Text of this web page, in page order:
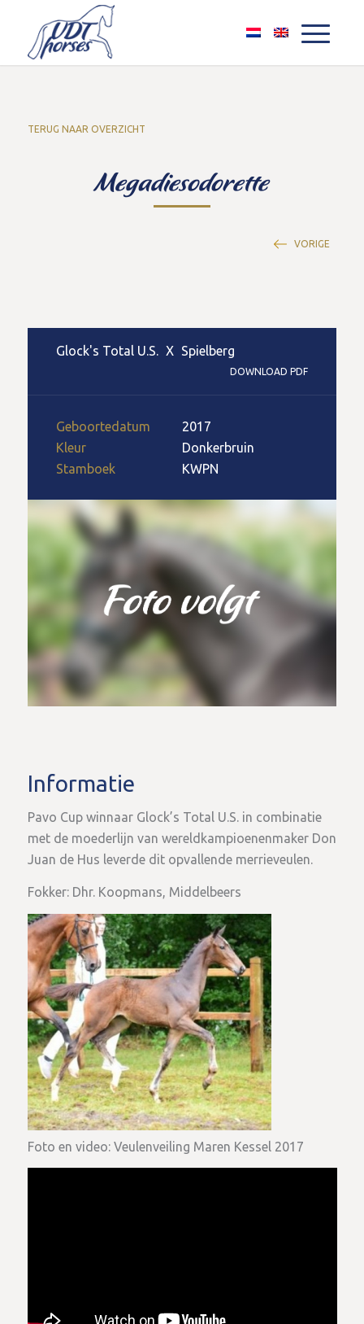
TERUG NAAR OVERZICHT
Megadiesodorette
VORIGE
Glock's Total U.S. X Spielberg
DOWNLOAD PDF
Geboortedatum
2017
Kleur
Donkerbruin
Stamboek
KWPN
Informatie
Pavo Cup winnaar Glock’s Total U.S. in combinatie
met de moederlijn van wereldkampioenenmaker Don
Juan de Hus leverde dit opvallende merrieveulen.
Fokker: Dhr. Koopmans, Middelbeers
Foto en video: Veulenveiling Maren Kessel 2017